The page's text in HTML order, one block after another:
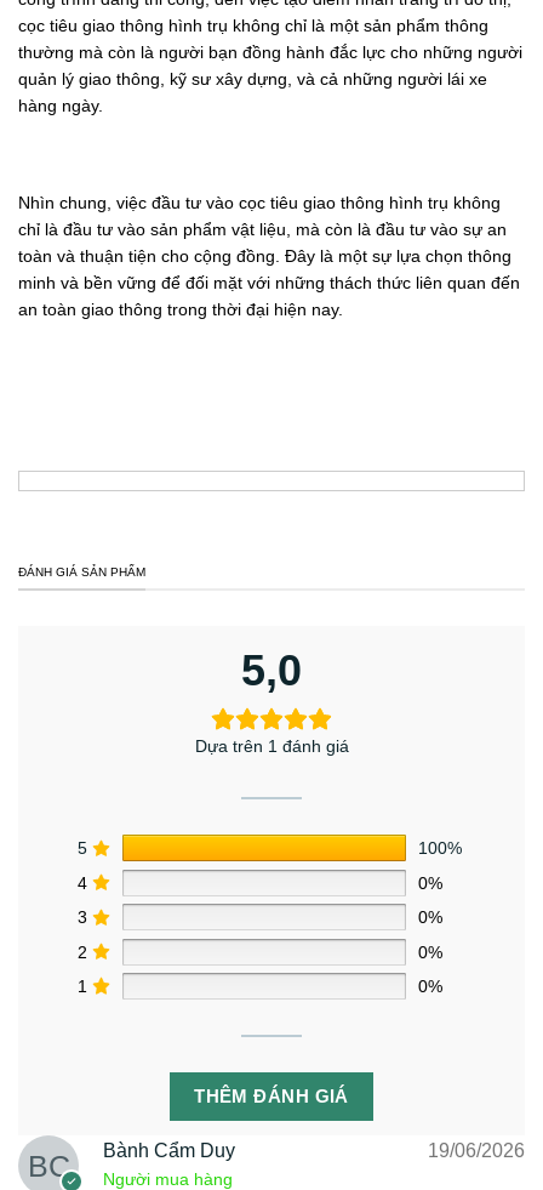
cọc tiêu giao thông hình trụ không chỉ là một sản phẩm thông
thường mà còn là người bạn đồng hành đắc lực cho những người
quản lý giao thông, kỹ sư xây dựng, và cả những người lái xe
hàng ngày.
Nhìn chung, việc đầu tư vào cọc tiêu giao thông hình trụ không
chỉ là đầu tư vào sản phẩm vật liệu, mà còn là đầu tư vào sự an
toàn và thuận tiện cho cộng đồng. Đây là một sự lựa chọn thông
minh và bền vững để đối mặt với những thách thức liên quan đến
an toàn giao thông trong thời đại hiện nay.
ĐÁNH GIÁ SẢN PHẨM
5,0
Dựa trên 1 đánh giá
5
100%
4
0%
3
0%
2
0%
1
0%
THÊM ĐÁNH GIÁ
Bành Cẩm Duy
Người mua hàng
19/06/2026